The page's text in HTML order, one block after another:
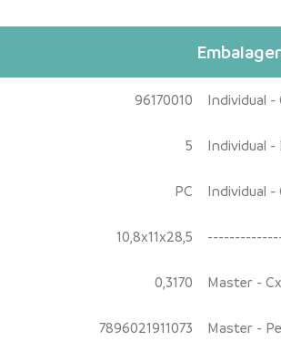
96170010
5
PC
10,8x11x28,5
0,3170
7896021911073
Individual -
Individual -
Individual -
Master -
Master -